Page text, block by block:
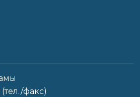
(тел./факс)